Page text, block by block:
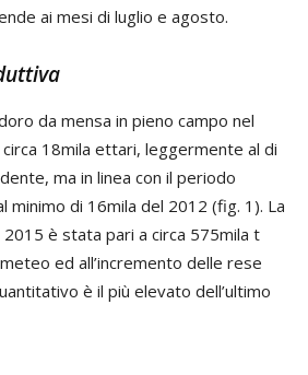
ai mesi di luglio e agosto.
da mensa in pieno campo nel
18mila ettari, leggermente al di
ma in linea con il periodo
minimo di 16mila del 2012 (fig. 1). La
è stata pari a circa 575mila t
ed all’incremento delle rese
è il più elevato dell’ultimo